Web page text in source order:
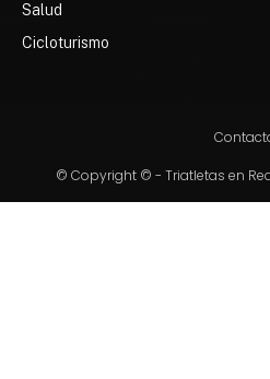
Salud
Cicloturismo
© Copyright © - Triatletas en